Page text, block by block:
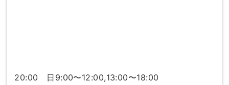
20:00 日9:00〜12:00,13:00〜18:00